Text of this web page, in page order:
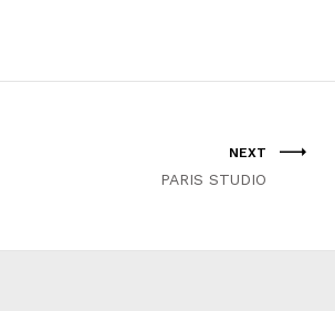
NEXT
PARIS STUDIO